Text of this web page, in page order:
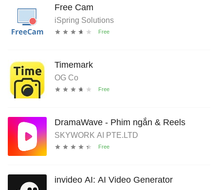
Free Cam
iSpring Solutions
Timemark
OG Co
DramaWave - Phim ngắn & Reels
SKYWORK AI PTE.LTD
invideo AI: AI Video Generator